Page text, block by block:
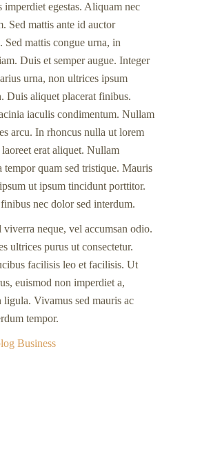
imperdiet egestas. Aliquam nec
Sed mattis ante id auctor
Sed mattis congue urna, in
Duis et semper augue. Integer
urna, non ultrices ipsum
Duis aliquet placerat finibus.
iaculis condimentum. Nullam
arcu. In rhoncus nulla ut lorem
erat aliquet. Nullam
tempor quam sed tristique. Mauris
ut ipsum tincidunt porttitor.
nec dolor sed interdum.
viverra neque, vel accumsan odio.
ultrices purus ut consectetur.
facilisis leo et facilisis. Ut
euismod non imperdiet a,
Vivamus sed mauris ac
tempor.
Business